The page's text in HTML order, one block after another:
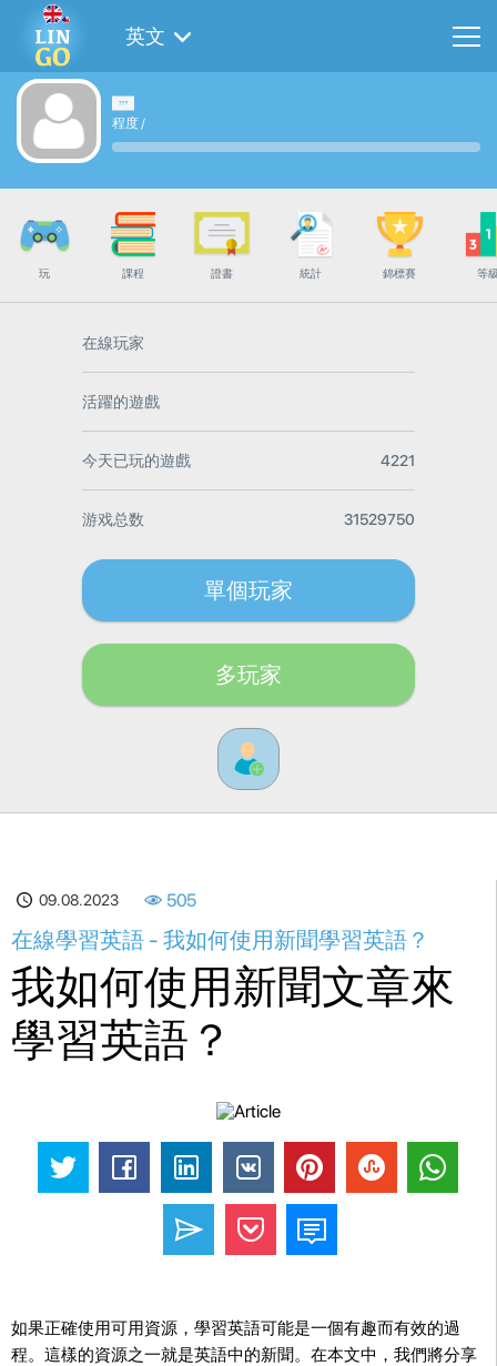
英文
程度/
玩 課程 證書 統計 錦標賽 等
在線玩家
活躍的遊戲
今天已玩的遊戲 4221
游戏总数 31529750
單個玩家
多玩家
09.08.2023 505
在線學習英語 - 我如何使用新聞學習英語？
我如何使用新聞文章來
學習英語？
如果正確使用可用資源，學習英語可能是一個有趣而有效的過
程。這樣的資源之一就是英語中的新聞。在本文中，我們將分享